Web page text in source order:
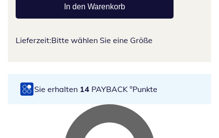
In den Warenkorb
Lieferzeit:Bitte wählen Sie eine Größe
Sie erhalten 14 PAYBACK °Punkte